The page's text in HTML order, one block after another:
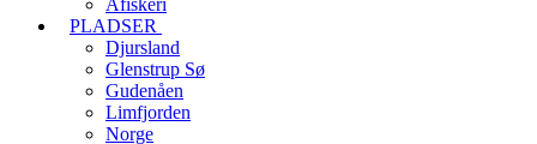
Åfiskeri
PLADSER
Djursland
Glenstrup Sø
Gudenåen
Limfjorden
Norge